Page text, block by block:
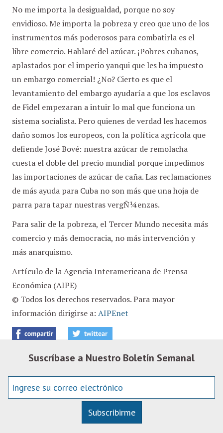
No me importa la desigualdad, porque no soy
envidioso. Me importa la pobreza y creo que uno de los
instrumentos más poderosos para combatirla es el
libre comercio. Hablaré del azúcar. ¡Pobres cubanos,
aplastados por el imperio yanqui que les ha impuesto
un embargo comercial! ¿No? Cierto es que el
levantamiento del embargo ayudaría a que los esclavos
de Fidel empezaran a intuir lo mal que funciona un
sistema socialista. Pero quienes de verdad les hacemos
daño somos los europeos, con la política agrícola que
defiende José Bové: nuestra azúcar de remolacha
cuesta el doble del precio mundial porque impedimos
las importaciones de azúcar de caña. Las reclamaciones
de más ayuda para Cuba no son más que una hoja de
parra para tapar nuestras vergÑ¼enzas.
Para salir de la pobreza, el Tercer Mundo necesita más
comercio y más democracia, no más intervención y
más anarquismo.
Artículo de la Agencia Interamericana de Prensa
Económica (AIPE)
© Todos los derechos reservados. Para mayor
información dirigirse a: AIPEnet
Suscríbase a Nuestro Boletín Semanal